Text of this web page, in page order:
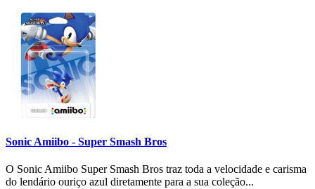
Sonic Amiibo - Super Smash Bros
O Sonic Amiibo Super Smash Bros traz toda a velocidade e carisma
do lendário ouriço azul diretamente para a sua coleção...